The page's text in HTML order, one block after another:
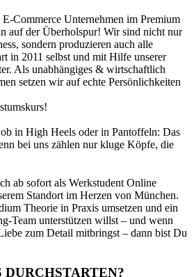
Commerce Unternehmen im Premium
auf der Überholspur! Wir sind nicht nur
sondern produzieren auch alle
in 2011 selbst und mit Hilfe unserer
Als unabhängiges & wirtschaftlich
setzen wir auf echte Persönlichkeiten
in High Heels oder in Pantoffeln: Das
bei uns zählen nur kluge Köpfe, die
ab sofort als Werkstudent Online
Standort im Herzen von München.
Theorie in Praxis umsetzen und ein
Team unterstützen willst – und wenn
zum Detail mitbringst – dann bist Du